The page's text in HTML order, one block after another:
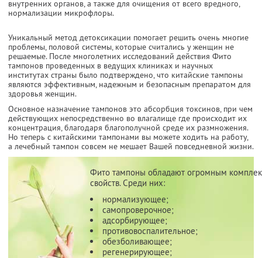
внутренних органов, а также для очищения от всего вредного,
нормализации микрофлоры.
Уникальный метод детоксикации помогает решить очень многие
проблемы, половой системы, которые считались у женщин не
решаемые. После многолетних исследований действия Фито
тампонов проведенных в ведущих клиниках и научных
институтах страны было подтверждено, что китайские тампоны
являются эффективным, надежным и безопасным препаратом для
здоровья женщин.
Основное назначение тампонов это абсорбция токсинов, при чем
действующих непосредственно во влагалище где происходит их
концентрация, благодаря благополучной среде их размножения.
Но теперь с китайскими тампонами вы можете ходить на работу,
а лечебный тампон совсем не мешает Вашей повседневной жизни.
Фито тампоны обладают огромным
свойств. Среди них:
нормализующее;
самопроверочное;
адсорбирующее;
противовоспалительное;
обезболивающее;
регенерирующее;